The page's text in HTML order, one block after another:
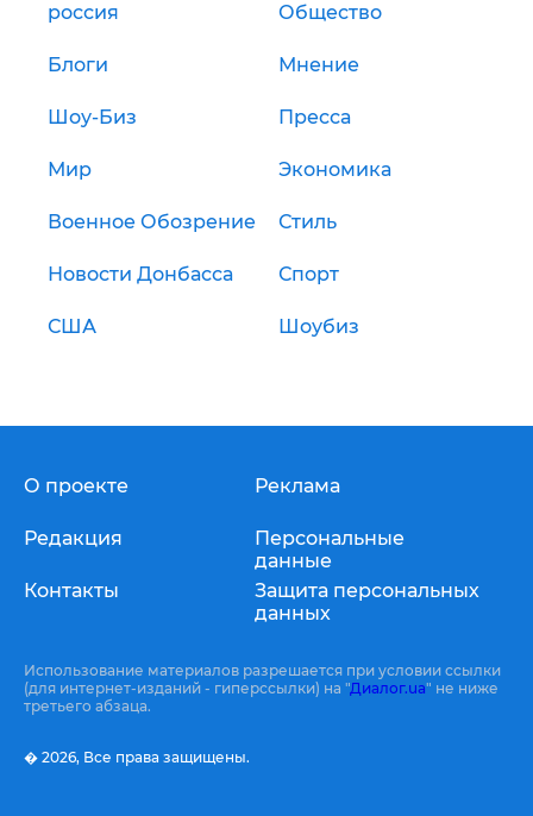
россия Общество
Блоги Мнение
Шоу-Биз Пресса
Мир Экономика
Военное Обозрение Стиль
Новости Донбасса Спорт
США Шоубиз
О проекте
Редакция
Контакты
Реклама
Персональные
данные
Защита персональных
данных
Использование материалов разрешается при условии ссылки
(для интернет-изданий - гиперссылки) на "Диалог.ua" не ниже
третьего абзаца.
� 2026, Все права защищены.